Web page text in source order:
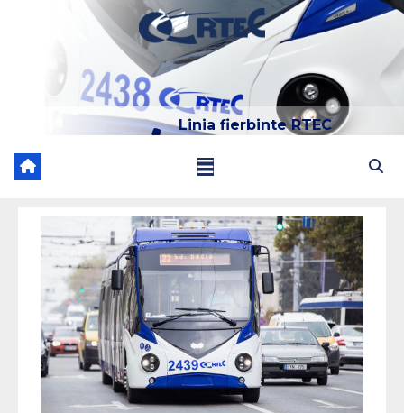
Linia fierbinte RTEC